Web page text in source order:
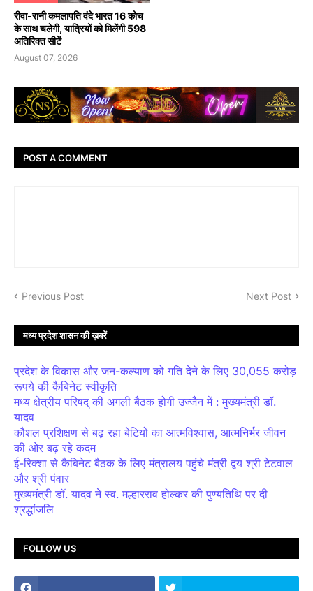
रीवा-रानी कमलापति वंदे भारत 16 कोच
के साथ चलेगी, यात्रियों को मिलेंगी 598
अतिरिक्त सीटें
August 07, 2026
POST A COMMENT
Previous Post Next Post
मध्य प्रदेश शासन की ख़बरें
प्रदेश के विकास और जन-कल्याण को गति देने के लिए 30,055 करोड़
रूपये की कैबिनेट स्वीकृति
मध्य क्षेत्रीय परिषद् की अगली बैठक होगी उज्जैन में : मुख्यमंत्री डॉ.
यादव
कौशल प्रशिक्षण से बढ़ रहा बेटियों का आत्मविश्वास, आत्मनिर्भर जीवन
की ओर बढ़ रहे कदम
ई-रिक्शा से कैबिनेट बैठक के लिए मंत्रालय पहुंचे मंत्री द्वय श्री टेटवाल
और श्री पंवार
मुख्यमंत्री डॉ. यादव ने स्व. मल्हारराव होल्कर की पुण्यतिथि पर दी
श्रद्धांजलि
FOLLOW US